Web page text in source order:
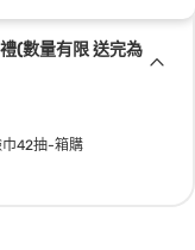
(數量有限 送完為
巾42抽-箱購